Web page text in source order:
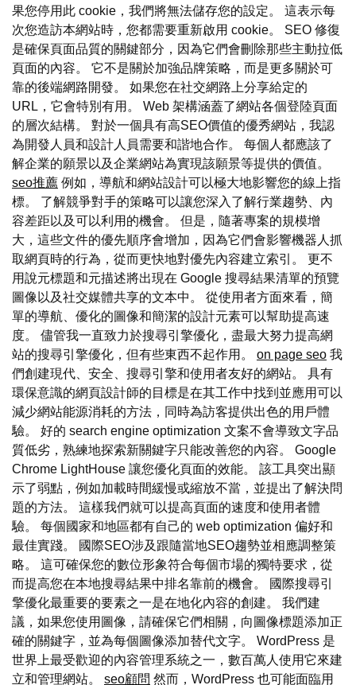
果您停用此 cookie，我們將無法儲存您的設定。 這表示每
次您造訪本網站時，您都需要重新啟用 cookie。 SEO 修復
是確保頁面品質的關鍵部分，因為它們會刪除那些主動拉低
頁面的內容。 它不是關於加強品牌策略，而是更多關於可
靠的後端網路開發。 如果您在社交網路上分享給定的
URL，它會特別有用。 Web 架構涵蓋了網站各個登陸頁面
的層次結構。 對於一個具有高SEO價值的優秀網站，我認
為開發人員和設計人員需要和諧地合作。 每個人都應該了
解企業的願景以及企業網站為實現該願景等提供的價值。
seo推薦 例如，導航和網站設計可以極大地影響您的線上指
標。 了解競爭對手的策略可以讓您深入了解行業趨勢、內
容差距以及可以利用的機會。 但是，隨著專案的規模增
大，這些文件的優先順序會增加，因為它們會影響機器人抓
取網頁時的行為，從而更快地對優先內容建立索引。 更不
用說元標題和元描述將出現在 Google 搜尋結果清單的預覽
圖像以及社交媒體共享的文本中。 從使用者方面來看，簡
單的導航、優化的圖像和簡潔的設計元素可以幫助提高速
度。 儘管我一直致力於搜尋引擎優化，盡最大努力提高網
站的搜尋引擎優化，但有些東西不起作用。 on page seo 我
們創建現代、安全、搜尋引擎和使用者友好的網站。 具有
環保意識的網頁設計師的目標是在其工作中找到並應用可以
減少網站能源消耗的方法，同時為訪客提供出色的用戶體
驗。 好的 search engine optimization 文案不會導致文字品
質低劣，熟練地探索新關鍵字只能改善您的內容。 Google
Chrome LightHouse 讓您優化頁面的效能。 該工具突出顯
示了弱點，例如加載時間緩慢或縮放不當，並提出了解決問
題的方法。 這樣我們就可以提高頁面的速度和使用者體
驗。 每個國家和地區都有自己的 web optimization 偏好和
最佳實踐。 國際SEO涉及跟隨當地SEO趨勢並相應調整策
略。 這可確保您的數位形象符合每個市場的獨特要求，從
而提高您在本地搜尋結果中排名靠前的機會。 國際搜尋引
擎優化最重要的要素之一是在地化內容的創建。 我們建
議，如果您使用圖像，請確保它們相關，向圖像標題添加正
確的關鍵字，並為每個圖像添加替代文字。 WordPress 是
世界上最受歡迎的內容管理系統之一，數百萬人使用它來建
立和管理網站。 seo顧問 然而，WordPress 也可能面臨用